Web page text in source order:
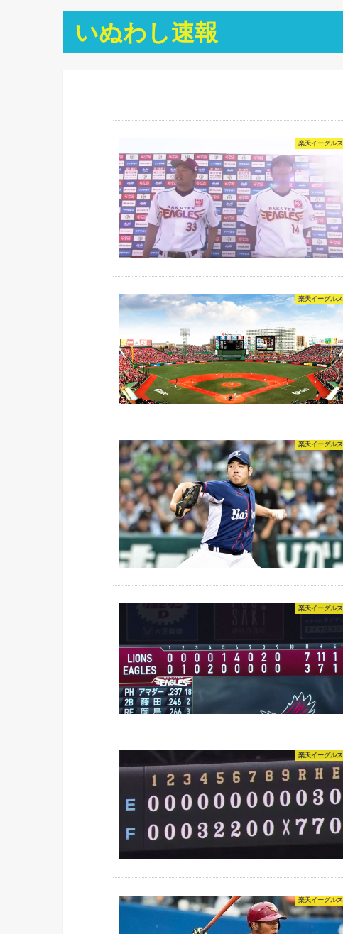
いぬわし速報
楽天イーグルス
楽天イーグルス
楽天イーグルス
楽天イーグルス
楽天イーグルス
楽天イーグルス